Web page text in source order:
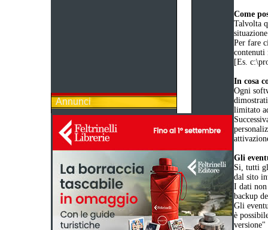
Annunci
Come
Talvolta
Per fare
contenuti
[Es.
In cosa
Ogni
limitato
Gli
Si, tutti
dal sito
I dati
backup
Gli
è
versione"